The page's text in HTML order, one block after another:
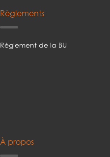
Règlements
Règlement de la BU
À propos